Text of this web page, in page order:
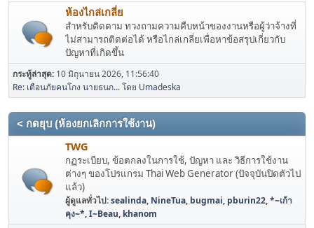
ห้องไกล่เกลี่ย
สำหรับติดตาม ทวงถามความคืบหน้าของงานหรือผู้ว่าจ้างที่
ไม่สามารถติดต่อได้ หรือไกล่เกลี่ยเพื่อหาข้อสรุปเกี่ยวกับ
ปัญหาที่เกิดขึ้น
กระทู้ล่าสุด: 10 มิถุนายน 2026, 11:56:40
Re: เตือนภัยคนโกง นายธนก...โดย Umadeska
< กดยุบ (ห้องยกเลิกการใช้งาน)
TWG
กฏระเบียบ, ข้อตกลงในการใช้, ปัญหา และ วิธีการใช้งาน
ต่างๆ ของโปรแกรม Thai Web Generator (ปัจจุบันปิดตัวไป
แล้ว)
ผู้ดูแลทั่วไป:sealinda, NineTua, bugmai, pburin22,*~เก้า
คุง~*,I~Beau, khanom